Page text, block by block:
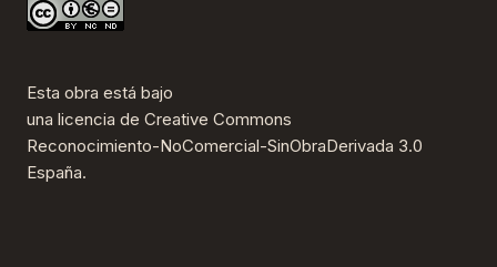
Esta obra está bajo
una licencia de Creative Commons
Reconocimiento-NoComercial-SinObraDerivada 3.0
España.